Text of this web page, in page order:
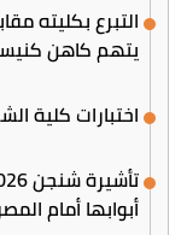
يتهم كاهن
اختبارات كلية
أبوابها أمام